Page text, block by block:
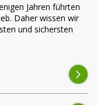
Jahren führten
Daher wissen wir
und sichersten